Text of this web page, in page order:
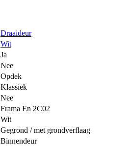
Draaideur
Wit
Ja
Nee
Opdek
Klassiek
Nee
Frama En 2C02
Wit
Gegrond / met grondverflaag
Binnendeur